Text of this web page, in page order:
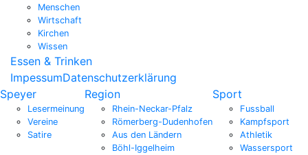
Menschen
Wirtschaft
Kirchen
Wissen
Essen & Trinken
ImpessumDatenschutzerklärung
Speyer
Lesermeinung
Vereine
Satire
Region
Rhein-Neckar-Pfalz
Römerberg-Dudenhofen
Aus den Ländern
Böhl-Iggelheim
Sport
Fussball
Kampfsport
Athletik
Wassersport